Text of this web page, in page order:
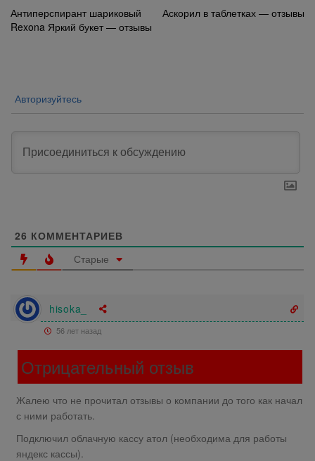
Навигация
по
Антиперспирант шариковый
Rexona Яркий букет — отзывы
Аскорил в таблетках — отзывы
Авторизуйтесь
26 КОММЕНТАРИЕВ
Старые
hisoka_
56 лет назад
Отрицательный отзыв
Жалею что не прочитал отзывы о компании до того как начал
с ними работать.
Подключил облачную кассу атол (необходима для работы
яндекс кассы).